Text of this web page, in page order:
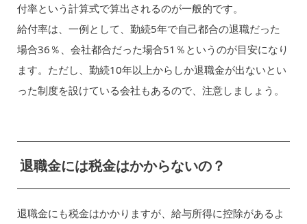
付率という計算式で算出されるのが一般的です。
給付率は、一例として、勤続5年で自己都合の退職だった
場合36％、会社都合だった場合51％というのが目安になり
ます。ただし、勤続10年以上からしか退職金が出ないとい
った制度を設けている会社もあるので、注意しましょう。
退職金には税金はかからないの？
退職金にも税金はかかりますが、給与所得に控除があるよ